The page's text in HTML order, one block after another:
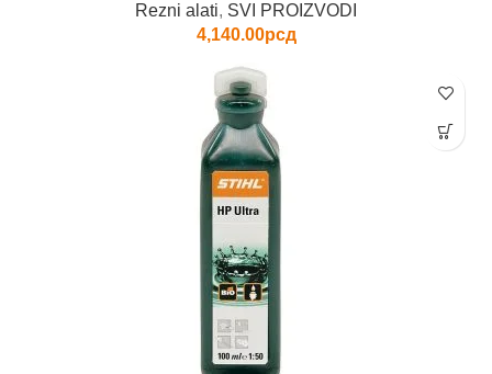
Rezni alati, SVI PROIZVODI
4,140.00рсд